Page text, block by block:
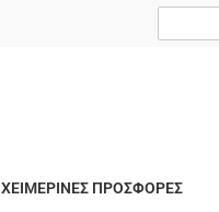
ΧΕΙΜΕΡΙΝΕΣ ΠΡΟΣΦΟΡΕΣ